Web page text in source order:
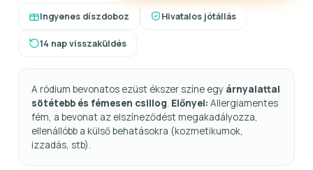
Ingyenes díszdoboz Hivatalos jótállás
14 nap visszaküldés
A ródium bevonatos ezüst ékszer színe egy árnyalattal
sötétebb és fémesen csillog. Előnyei: Allergiamentes
fém, a bevonat az elszíneződést megakadályozza,
ellenállóbb a külső behatásokra (kozmetikumok,
izzadás, stb).